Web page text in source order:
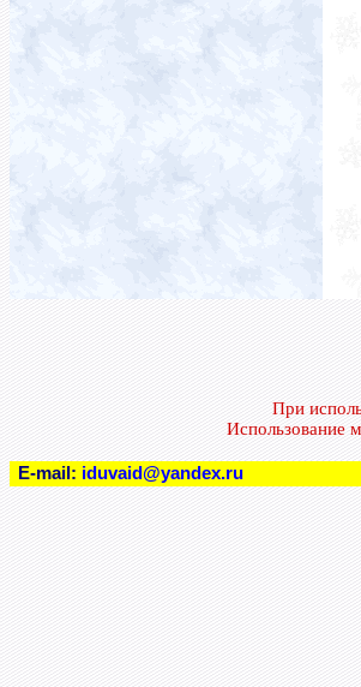
При
Использование
E-mail: iduvaid@yandex.ru